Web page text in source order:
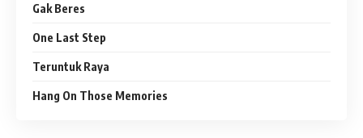
Gak Beres
One Last Step
Teruntuk Raya
Hang On Those Memories